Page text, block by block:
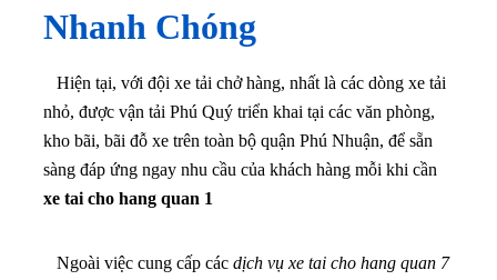
Nhanh Chóng
Hiện tại, với đội xe tải chở hàng, nhất là các dòng xe tải
nhỏ, được vận tải Phú Quý triển khai tại các văn phòng,
kho bãi, bãi đỗ xe trên toàn bộ quận Phú Nhuận, để sẵn
sàng đáp ứng ngay nhu cầu của khách hàng mỗi khi cần
xe tai cho hang quan 1
Ngoài việc cung cấp các dịch vụ xe tai cho hang quan 7